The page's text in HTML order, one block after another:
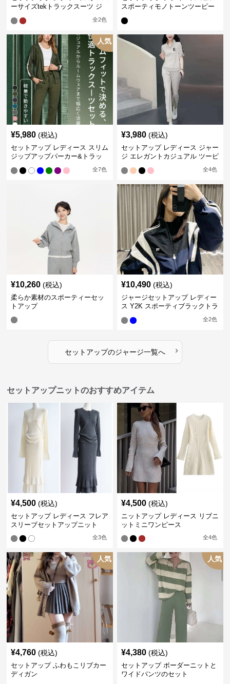
ーサイズtekトラックスーツ ジ
全2色
スポーティモノトーンツーピー
人気
¥5,980 (税込)
セットアップ レディース スリム
ジップアップパーカー&トラッ
全7色
¥3,980 (税込)
セットアップ レディース ジャー
ジ エレガントカジュアル ツーピ
全4色
¥10,260 (税込)
柔らか素材のスポーティーセッ
トアップ
¥10,490 (税込)
ジャージセットアップ レディー
ス Y2K スポーティブラックトラ
全2色
セットアップのジャージ一覧へ ›
セットアップニットのおすすめアイテム
¥4,500 (税込)
セットアップ レディース フレア
スリーブセットアップニット
全3色
¥4,500 (税込)
ニットアップ レディース リブニ
ットミニワンピース
全4色
人気
¥4,760 (税込)
セットアップ ふわもこリブカー
ディガン
人気
¥4,380 (税込)
セットアップ ボーダーニットと
ワイドパンツのセット